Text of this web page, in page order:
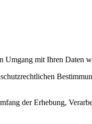
mit Ihren Daten
der Erhebung,